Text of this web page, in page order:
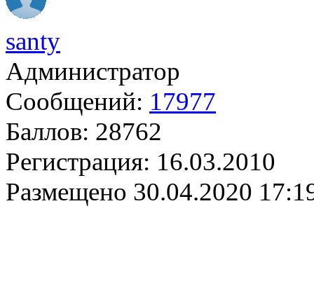
santy
Администратор
Сообщений: 17977
Баллов: 28762
Регистрация: 16.03.2010
Размещено 30.04.2020